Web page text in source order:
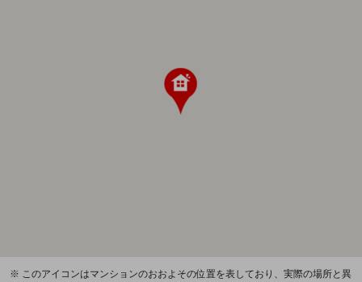
※ このアイコンはマンションのおおよその位置を表しており、実際の場所と異